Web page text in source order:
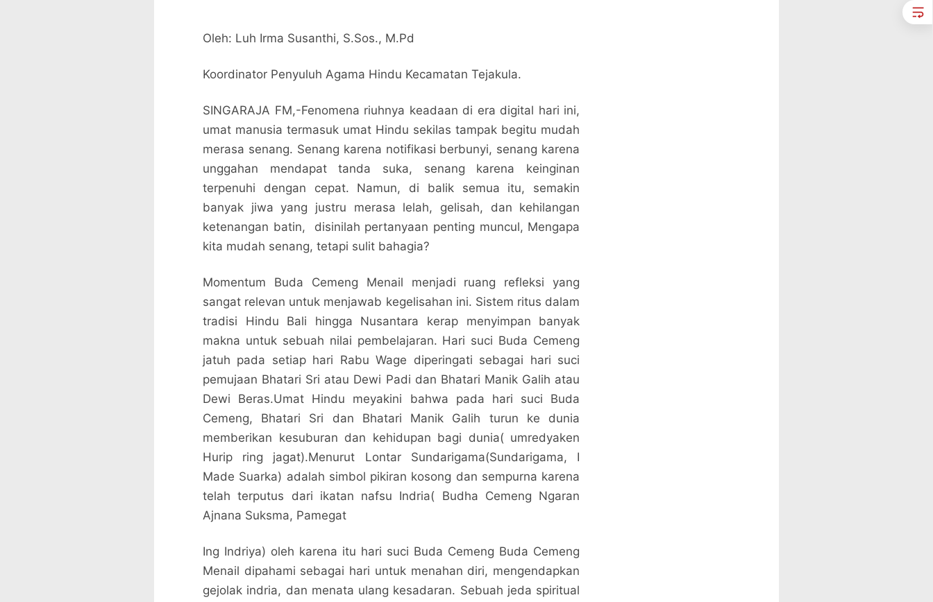
Bagikan ke media lain
Oleh: Luh Irma Susanthi, S.Sos., M.Pd
Koordinator Penyuluh Agama Hindu Kecamatan Tejakula.
SINGARAJA FM,-Fenomena riuhnya keadaan di era digital hari ini,
umat manusia termasuk umat Hindu sekilas tampak begitu mudah
merasa senang. Senang karena notifikasi berbunyi, senang karena
unggahan mendapat tanda suka, senang karena keinginan
terpenuhi dengan cepat. Namun, di balik semua itu, semakin
banyak jiwa yang justru merasa lelah, gelisah, dan kehilangan
ketenangan batin, disinilah pertanyaan penting muncul, Mengapa
kita mudah senang, tetapi sulit bahagia?
Momentum Buda Cemeng Menail menjadi ruang refleksi yang
sangat relevan untuk menjawab kegelisahan ini. Sistem ritus dalam
tradisi Hindu Bali hingga Nusantara kerap menyimpan banyak
makna untuk sebuah nilai pembelajaran. Hari suci Buda Cemeng
jatuh pada setiap hari Rabu Wage diperingati sebagai hari suci
pemujaan Bhatari Sri atau Dewi Padi dan Bhatari Manik Galih atau
Dewi Beras.Umat Hindu meyakini bahwa pada hari suci Buda
Cemeng, Bhatari Sri dan Bhatari Manik Galih turun ke dunia
memberikan kesuburan dan kehidupan bagi dunia( umredyaken
Hurip ring jagat).Menurut Lontar Sundarigama(Sundarigama, I
Made Suarka) adalah simbol pikiran kosong dan sempurna karena
telah terputus dari ikatan nafsu Indria( Budha Cemeng Ngaran
Ajnana Suksma, Pamegat
Ing Indriya) oleh karena itu hari suci Buda Cemeng Buda Cemeng
Menail dipahami sebagai hari untuk menahan diri, mengendapkan
gejolak indria, dan menata ulang kesadaran. Sebuah jeda spiritual
Bagikan ke media lain